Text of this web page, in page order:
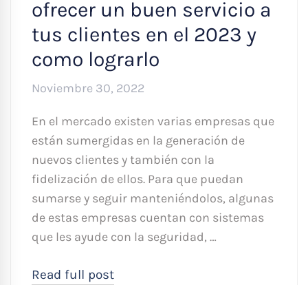
ofrecer un buen servicio a
tus clientes en el 2023 y
como lograrlo
Noviembre 30, 2022
En el mercado existen varias empresas que
están sumergidas en la generación de
nuevos clientes y también con la
fidelización de ellos. Para que puedan
sumarse y seguir manteniéndolos, algunas
de estas empresas cuentan con sistemas
que les ayude con la seguridad, …
Read full post